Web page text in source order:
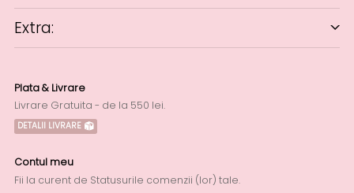
Extra:
Plata & Livrare
Livrare Gratuita - de la 550 lei.
DETALII LIVRARE
Contul meu
Fii la curent de Statusurile comenzii (lor) tale.